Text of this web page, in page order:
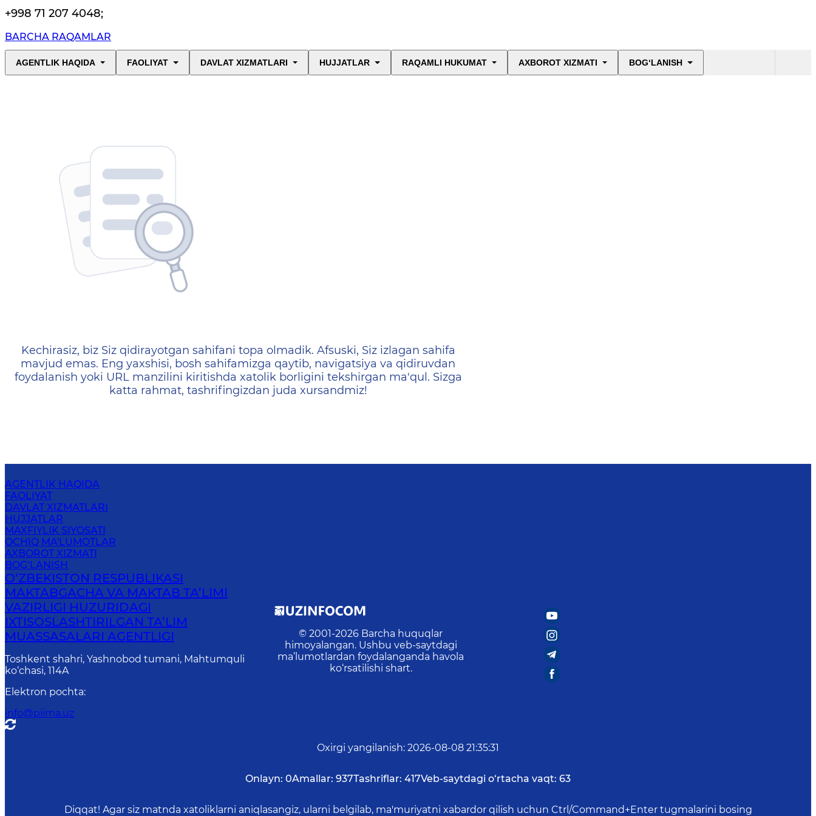
+998 71 207 4048;
BARCHA RAQAMLAR
AGENTLIK HAQIDA FAOLIYAT DAVLAT XIZMATLARI HUJJATLAR RAQAMLI HUKUMAT AXBOROT XIZMATI BOG‘LANISH
404 — Страница не найдена
Kechirasiz, biz Siz qidirayotgan sahifani topa olmadik. Afsuski, Siz izlagan sahifa
mavjud emas. Eng yaxshisi, bosh sahifamizga qaytib, navigatsiya va qidiruvdan
foydalanish yoki URL manzilini kiritishda xatolik borligini tekshirgan ma'qul. Sizga
katta rahmat, tashrifingizdan juda xursandmiz!
AGENTLIK HAQIDA
FAOLIYAT
DAVLAT XIZMATLARI
HUJJATLAR
MAXFIYLIK SIYOSATI
OCHIQ MA'LUMOTLAR
AXBOROT XIZMATI
BOG‘LANISH
O‘ZBEKISTON RESPUBLIKASI
MAKTABGACHA VA MAKTAB TA’LIMI
VAZIRLIGI HUZURIDAGI
IXTISOSLASHTIRILGAN TA’LIM
MUASSASALARI AGENTLIGI
Toshkent shahri, Yashnobod tumani, Mahtumquli
ko‘chasi, 114A
Elektron pochta:
info@piima.uz
© 2001-2026 Barcha huquqlar
himoyalangan. Ushbu veb-saytdagi
ma’lumotlardan foydalanganda havola
ko‘rsatilishi shart.
Oxirgi yangilanish: 2026-08-08 21:35:31
Onlayn: 0Amallar: 937Tashriflar: 417Veb-saytdagi o‘rtacha vaqt: 63
Diqqat! Agar siz matnda xatoliklarni aniqlasangiz, ularni belgilab, ma'muriyatni xabardor qilish uchun Ctrl/Command+Enter tugmalarini bosing